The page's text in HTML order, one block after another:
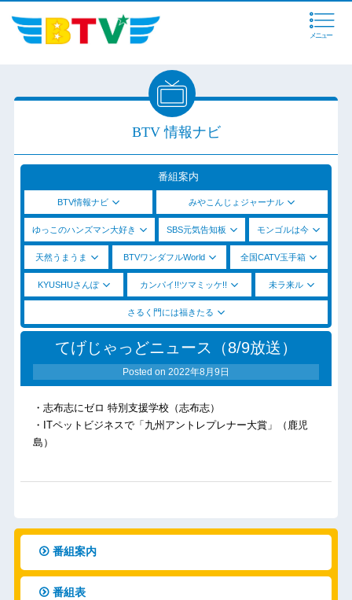
メニュー
BTV 情報ナビ
番組案内
BTV情報ナビ みやこんじょジャーナル
ゆっこのハンズマン大好き SBS元気告知板 モンゴルは今
天然うまうま BTVワンダフルWorld 全国CATV玉手箱
KYUSHUさんぽ カンパイ!!ツマミッケ!! 未ラ来ル
さるく門には福きたる
てげじゃっどニュース（8/9放送）
Posted on 2022年8月9日
・志布志にゼロ 特別支援学校（志布志）
・ITペットビジネスで「九州アントレプレナー大賞」（鹿児
島）
番組案内
番組表